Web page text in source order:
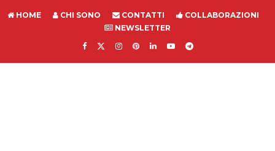
HOME CHI SONO CONTATTI
COLLABORAZIONI
NEWSLETTER